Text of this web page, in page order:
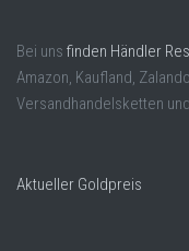
Bei uns finden Händler
Amazon, Kaufland,
Versandhandelsketten
Aktueller Goldpreis